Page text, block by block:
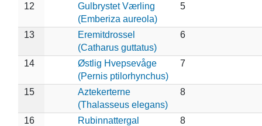
12
Gulbrystet Værling
(Emberiza aureola)
5
13
Eremitdrossel
(Catharus guttatus)
6
14
Østlig Hvepsevåge
(Pernis ptilorhynchus)
7
15
Aztekerterne
(Thalasseus elegans)
8
16
Rubinnattergal
8